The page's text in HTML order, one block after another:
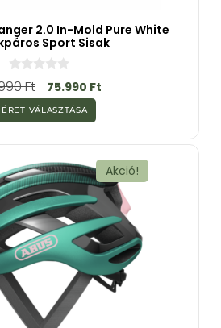
2.0 In-Mold Pure White
Sport Sisak
0
a
5
-
b
ő
Ft 75.990 Ft
VÁLASZTÁSA
Akció!